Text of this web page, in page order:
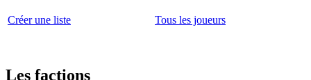
Créer une liste Tous les joueurs
Les factions